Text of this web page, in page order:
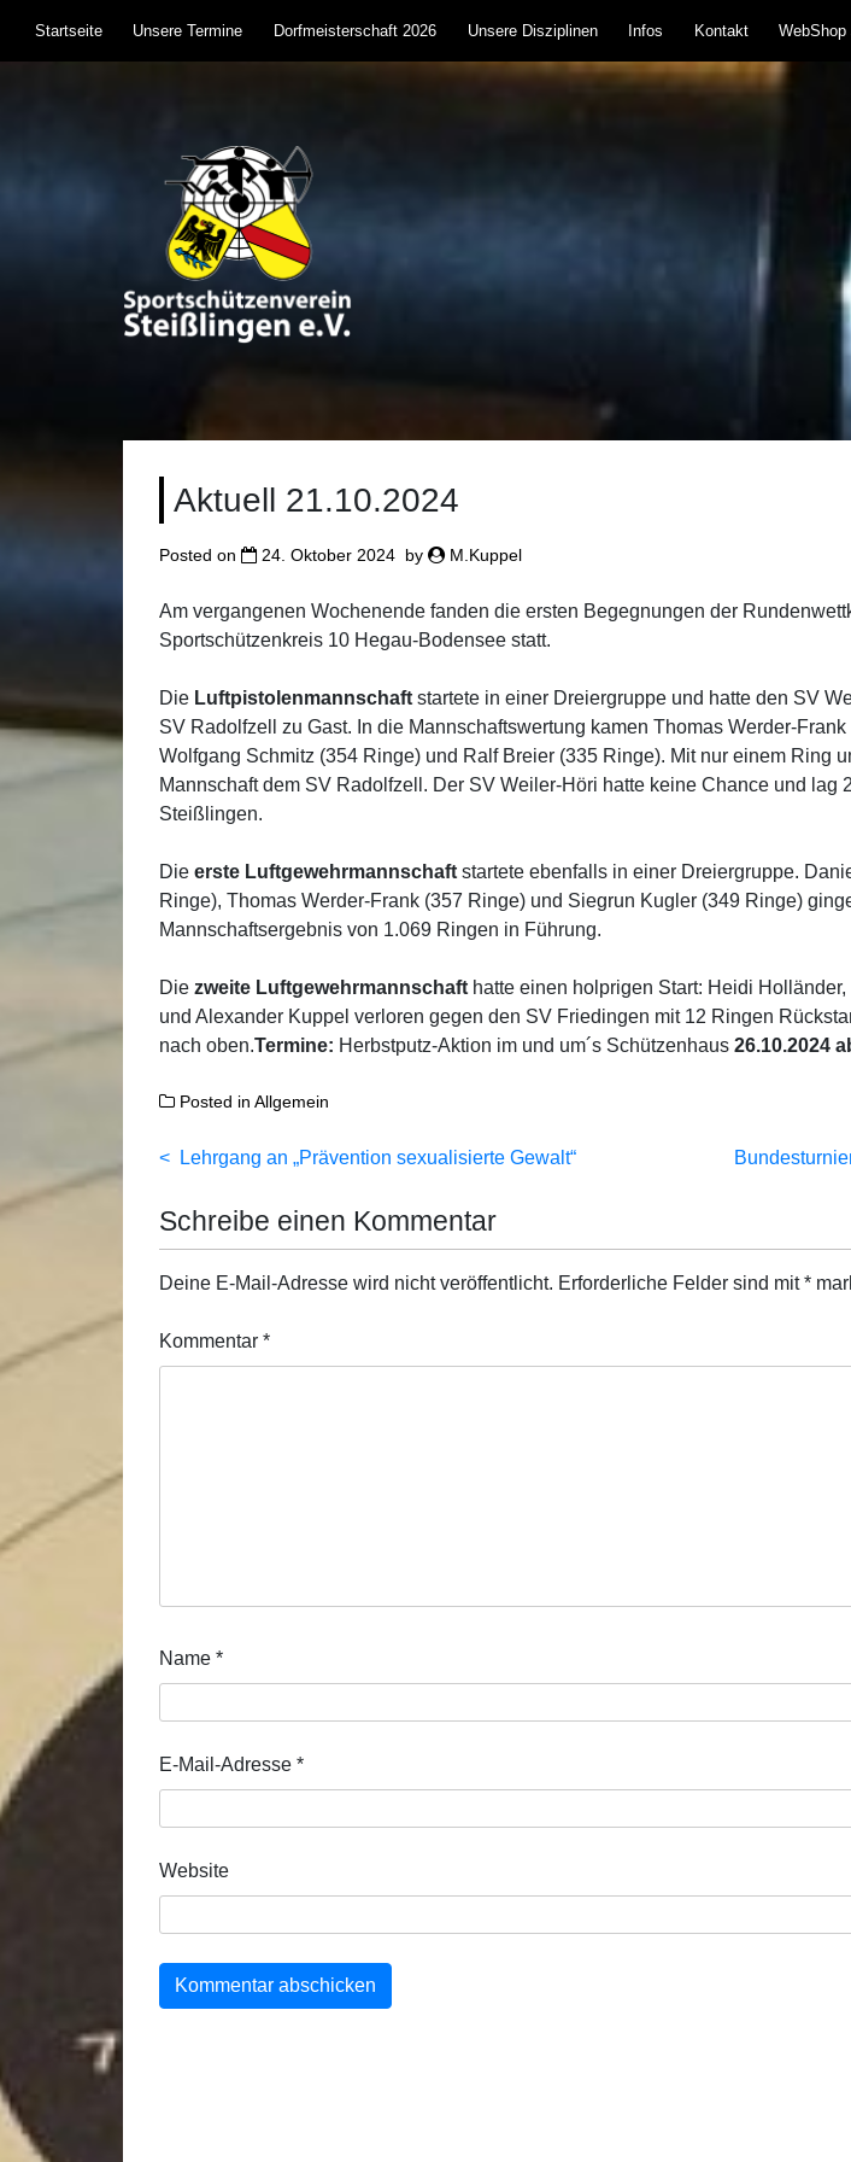
Startseite Unsere Termine Dorfmeisterschaft 2026 Unsere Disziplinen Infos Kontakt
Sportschützenverein Steißlingen 1957
Aktuell 21.10.2024
Posted on 24. Oktober 2024 by M.Kuppel
Am vergangenen Wochenende fanden die ersten Begegnungen der
Sportschützenkreis 10 Hegau-Bodensee statt.
Die Luftpistolenmannschaft startete in einer Dreiergruppe und hatte den SV
SV Radolfzell zu Gast. In die Mannschaftswertung kamen Thomas Werder-
Wolfgang Schmitz (354 Ringe) und Ralf Breier (335 Ringe). Mit nur einem Ring
Mannschaft dem SV Radolfzell. Der SV Weiler-Höri hatte keine Chance und lag
Steißlingen.
Die erste Luftgewehrmannschaft startete ebenfalls in einer Dreiergruppe.
Ringe), Thomas Werder-Frank (357 Ringe) und Siegrun Kugler (349 Ringe)
Mannschaftsergebnis von 1.069 Ringen in Führung.
Die zweite Luftgewehrmannschaft hatte einen holprigen Start: Heidi
und Alexander Kuppel verloren gegen den SV Friedingen mit 12 Ringen
nach oben.Termine: Herbstputz-Aktion im und um´s Schützenhaus 26.10.2024
Posted in Allgemein
Beitragsnavigation
Lehrgang an „Prävention sexualisierte Gewalt“
Schreibe einen Kommentar
Deine E-Mail-Adresse wird nicht veröffentlicht. Erforderliche Felder sind mit*
Kommentar *
Name *
E-Mail-Adresse *
Website